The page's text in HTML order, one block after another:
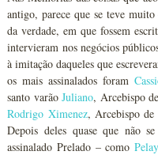
antigo, parece que se teve
da verdade, em que fossem
intervieram nos negócios
à imitação daqueles que
os mais assinalados foram
santo varãoJuliano, Arcebispo
Rodrigo Ximenez, Arcebispo de
Depois deles quase que não
assinalado Prelado – como